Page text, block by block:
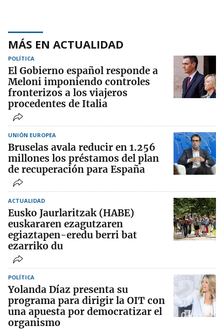
MÁS EN ACTUALIDAD
POLÍTICA
El Gobierno español responde a
Meloni imponiendo controles
fronterizos a los viajeros
procedentes de Italia
UNIÓN EUROPEA
Bruselas avala reducir en 1.256
millones los préstamos del plan
de recuperación para España
ACTUALIDAD
Eusko Jaurlaritzak (HABE)
euskararen ezagutzaren
egiaztapen-eredu berri bat
ezarriko du
POLÍTICA
Yolanda Díaz presenta su
programa para dirigir la OIT con
una apuesta por democratizar el
organismo